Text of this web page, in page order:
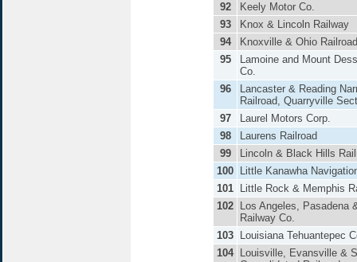
92
Keely Motor Co.
93
Knox & Lincoln Railway
94
Knoxville & Ohio Railroad
95
Lamoine and Mount
Co.
96
Lancaster & Reading
Railroad, Quarryville
97
Laurel Motors Corp.
98
Laurens Railroad
99
Lincoln & Black Hills
100
Little Kanawha
101
Little Rock & Memphis
102
Los Angeles, Pasadena
Railway Co.
103
Louisiana Tehuantepec
104
Louisville, Evansville &